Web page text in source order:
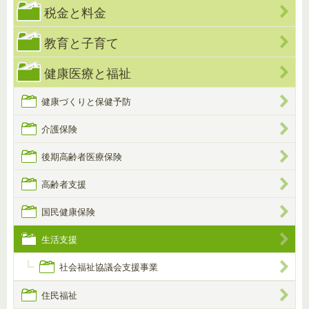
税金と料金
教育と子育て
健康医療と福祉
健康づくりと保健予防
介護保険
後期高齢者医療保険
高齢者支援
国民健康保険
生活支援
社会福祉協議会支援事業
住民福祉